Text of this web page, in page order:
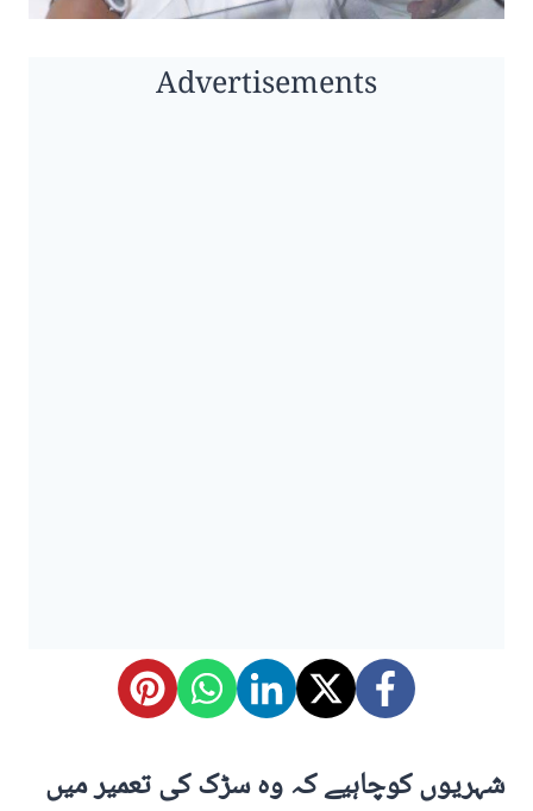
Advertisements
شہریوں کوچاہیے کہ وہ سڑک کی تعمیر میں